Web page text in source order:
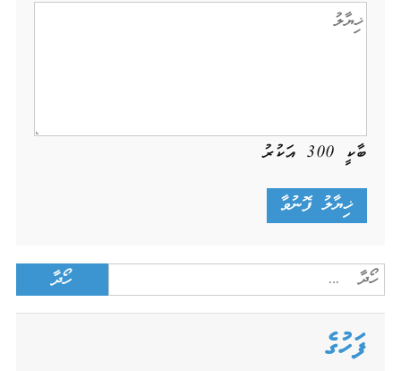
ބާކީ 300އަކުރު
Search
for:
ފަހުގެ